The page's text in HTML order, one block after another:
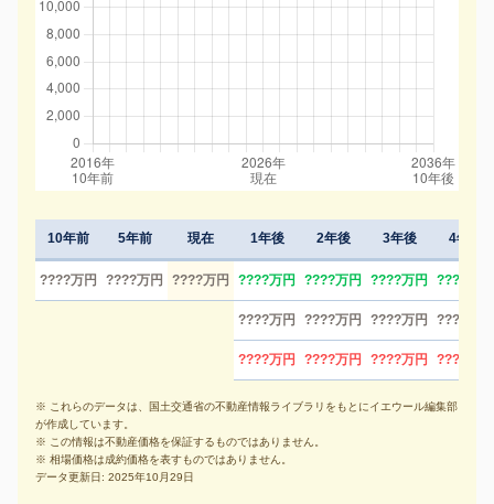
10年前 5年前 現在
????万円 ????万円 ????万円
1年後 2年後 3年後 4年後
????万円 ????万円 ????万円 ????万円
????万円 ????万円 ????万円 ????万円
????万円 ????万円 ????万円 ????万円
※ これらのデータは、国土交通省の不動産情報ライブラリをもとにイエウール編集部
が作成しています。
※ この情報は不動産価格を保証するものではありません。
※ 相場価格は成約価格を表すものではありません。
データ更新日: 2025年10月29日